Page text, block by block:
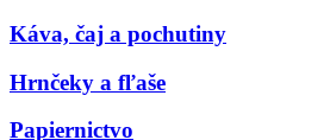
Káva, čaj a pochutiny
Hrnčeky a fľaše
Papiernictvo